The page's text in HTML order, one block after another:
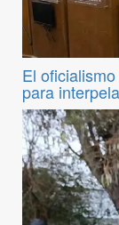
El
para